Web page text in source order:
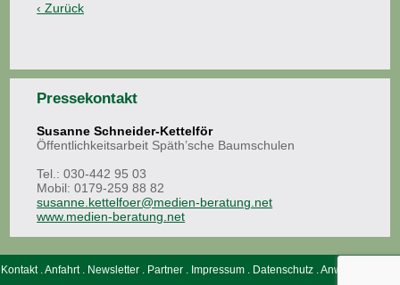
Pressekontakt
Susanne Schneider-Kettelför
Öffentlichkeitsarbeit Späth’sche Baumschulen
Tel.: 030-442 95 03
Mobil: 0179-259 88 82
susanne.kettelfoer@medien-beratung.net
www.medien-beratung.net
Kontakt.Anfahrt. Newsletter . Partner . Impressum . Datenschutz .Anwohnerinfos